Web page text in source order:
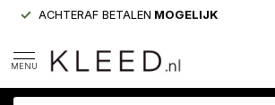
ACHTERAF BETALEN MOGELIJK
MENU